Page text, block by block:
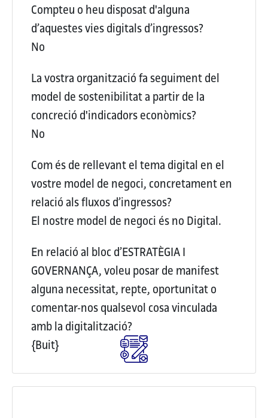
Compteu o heu disposat d'alguna
d’aquestes vies digitals d’ingressos?
No
La vostra organització fa seguiment del
model de sostenibilitat a partir de la
concreció d'indicadors econòmics?
No
Com és de rellevant el tema digital en el
vostre model de negoci, concretament en
relació als fluxos d’ingressos?
El nostre model de negoci és no Digital.
En relació al bloc d’ESTRATÈGIA I
GOVERNANÇA, voleu posar de manifest
alguna necessitat, repte, oportunitat o
comentar-nos qualsevol cosa vinculada
amb la digitalització?
{Buit}